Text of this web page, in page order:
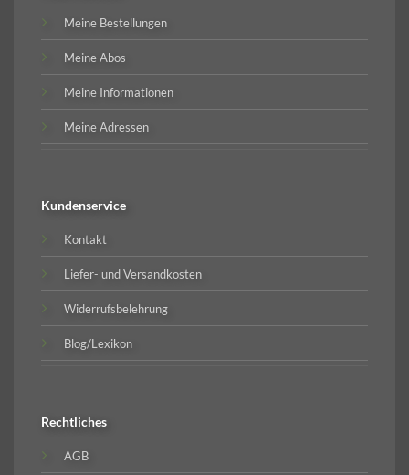
Meine Bestellungen
Meine Abos
Meine Informationen
Meine Adressen
Kundenservice
Kontakt
Liefer- und Versandkosten
Widerrufsbelehrung
Blog/Lexikon
Rechtliches
AGB